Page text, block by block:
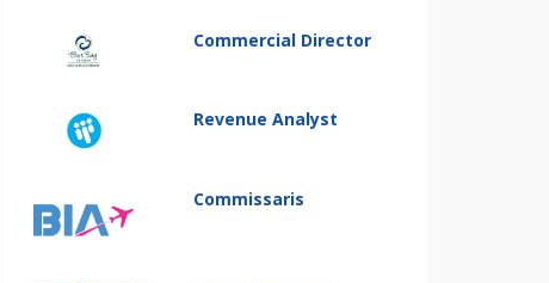
Commercial Director
Revenue Analyst
Commissaris